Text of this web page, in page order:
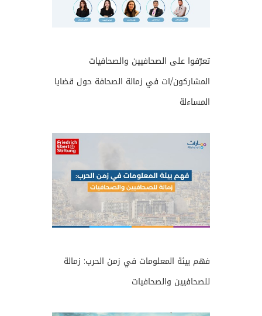
تعرّفوا على الصحافيين والصحافيات
المشاركون/ات في زمالة الصحافة حول قضايا
المساءلة
فهم بيئة المعلومات في زمن الحرب: زمالة
للصحافيين والصحافيات